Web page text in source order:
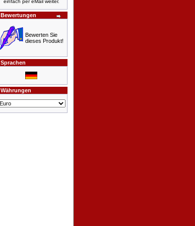
einfach per eMail weiter.
Bewertungen
Bewerten Sie
dieses Produkt!
Sprachen
Währungen